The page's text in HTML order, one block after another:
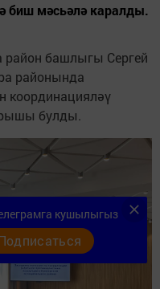
биш мәсьәлә каралды.
район башлыгы Сергей
районында
координацияләү
булды.
кушылыгыз